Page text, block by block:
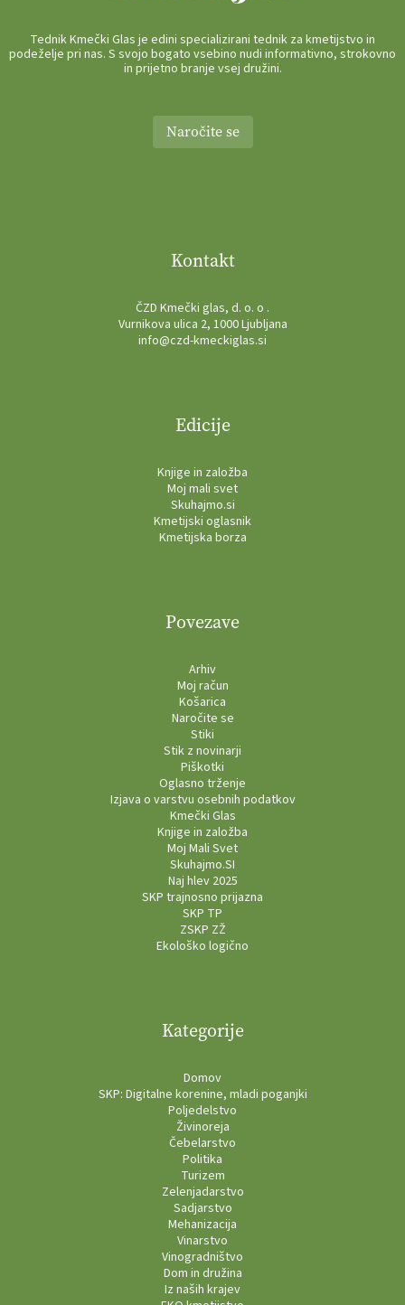
Tednik Kmečki Glas je edini specializirani tednik za kmetijstvo in
podeželje pri nas. S svojo bogato vsebino nudi informativno, strokovno
in prijetno branje vsej družini.
Naročite se
Kontakt
ČZD Kmečki glas, d. o. o .
Vurnikova ulica 2, 1000 Ljubljana
info@czd-kmeckiglas.si
Edicije
Knjige in založba
Moj mali svet
Skuhajmo.si
Kmetijski oglasnik
Kmetijska borza
Povezave
Arhiv
Moj račun
Košarica
Naročite se
Stiki
Stik z novinarji
Piškotki
Oglasno trženje
Izjava o varstvu osebnih podatkov
Kmečki Glas
Knjige in založba
Moj Mali Svet
Skuhajmo.SI
Naj hlev 2025
SKP trajnosno prijazna
SKP TP
ZSKP ZŽ
Ekološko logično
Kategorije
Domov
SKP: Digitalne korenine, mladi poganjki
Poljedelstvo
Živinoreja
Čebelarstvo
Politika
Turizem
Zelenjadarstvo
Sadjarstvo
Mehanizacija
Vinarstvo
Vinogradništvo
Dom in družina
Iz naših krajev